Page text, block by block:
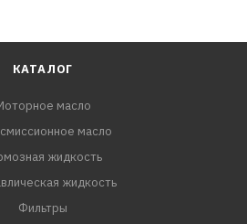
КАТАЛОГ
масло
масло
жидкость
жидкость
Фильтры